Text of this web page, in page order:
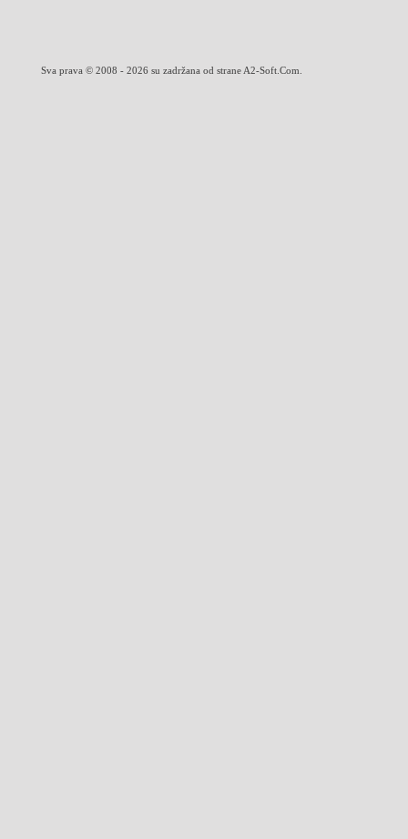
Sva prava © 2008 - 2026 su zadržana od strane A2-Soft.Com.